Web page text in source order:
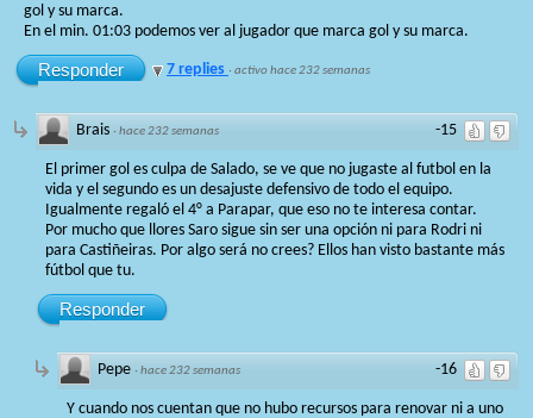
gol y su marca.
En el min. 01:03 podemos ver al jugador que marca gol y su marca.
Responder 7 replies ·activo hace 232 semanas
-15
Brais ·hace 232 semanas
El primer gol es culpa de Salado, se ve que no jugaste al futbol en la
vida y el segundo es un desajuste defensivo de todo el equipo.
Igualmente regaló el 4° a Parapar, que eso no te interesa contar.
Por mucho que llores Saro sigue sin ser una opción ni para Rodri ni
para Castiñeiras. Por algo será no crees? Ellos han visto bastante más
fútbol que tu.
Responder
-16
Pepe ·hace 232 semanas
Y cuando nos cuentan que no hubo recursos para renovar ni a uno